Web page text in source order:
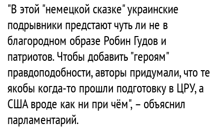
"В этой "немецкой сказке" украинские
подрывники предстают чуть ли не в
благородном образе Робин Гудов и
патриотов. Чтобы добавить "героям"
правдоподобности, авторы придумали, что те
якобы когда-то прошли подготовку в ЦРУ, а
США вроде как ни при чём", – объяснил
парламентарий.